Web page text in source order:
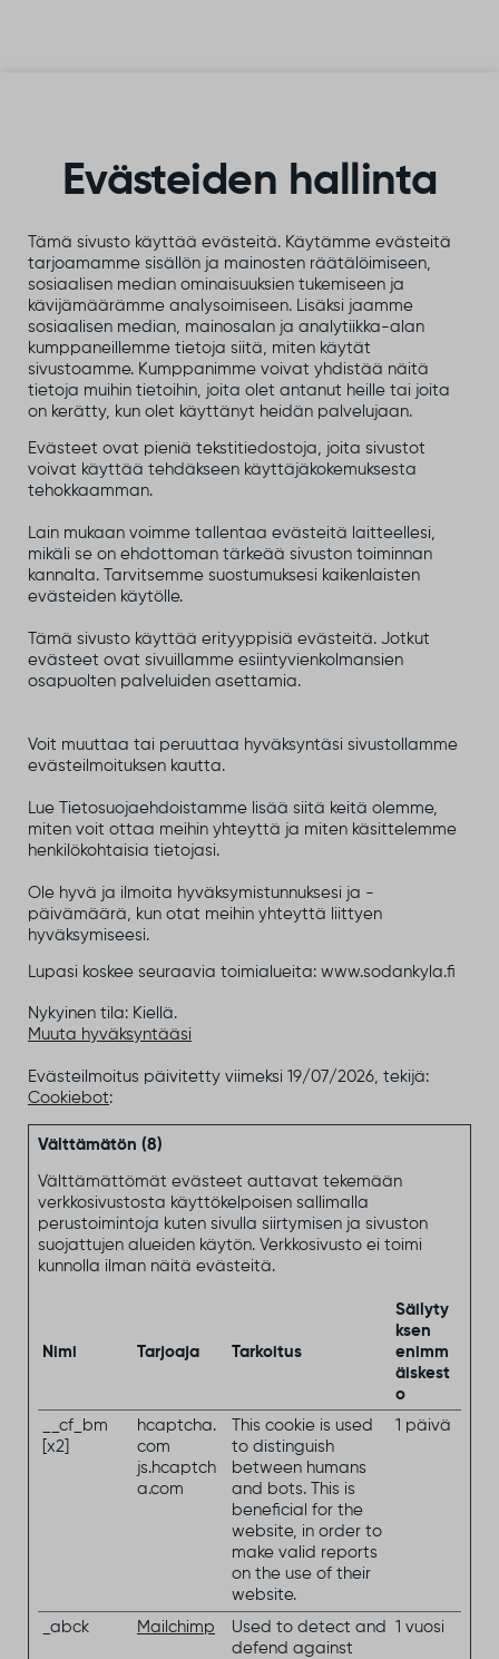
Evästeiden hallinta
Tämä sivusto käyttää evästeitä. Käytämme evästeitä
tarjoamamme sisällön ja mainosten räätälöimiseen,
sosiaalisen median ominaisuuksien tukemiseen ja
kävijämäärämme analysoimiseen. Lisäksi jaamme
sosiaalisen median, mainosalan ja analytiikka-alan
kumppaneillemme tietoja siitä, miten käytät
sivustoamme. Kumppanimme voivat yhdistää näitä
tietoja muihin tietoihin, joita olet antanut heille tai joita
on kerätty, kun olet käyttänyt heidän palvelujaan.
Evästeet ovat pieniä tekstitiedostoja, joita sivustot
voivat käyttää tehdäkseen käyttäjäkokemuksesta
tehokkaamman.
Lain mukaan voimme tallentaa evästeitä laitteellesi,
mikäli se on ehdottoman tärkeää sivuston toiminnan
kannalta. Tarvitsemme suostumuksesi kaikenlaisten
evästeiden käytölle.
Tämä sivusto käyttää erityyppisiä evästeitä. Jotkut
evästeet ovat sivuillamme esiintyvienkolmansien
osapuolten palveluiden asettamia.
Voit muuttaa tai peruuttaa hyväksyntäsi sivustollamme
evästeilmoituksen kautta.
Lue Tietosuojaehdoistamme lisää siitä keitä olemme,
miten voit ottaa meihin yhteyttä ja miten käsittelemme
henkilökohtaisia tietojasi.
Ole hyvä ja ilmoita hyväksymistunnuksesi ja -
päivämäärä, kun otat meihin yhteyttä liittyen
hyväksymiseesi.
Lupasi koskee seuraavia toimialueita: www.sodankyla.fi
Nykyinen tila: Kiellä.
Muuta hyväksyntääsi
Evästeilmoitus päivitetty viimeksi 19/07/2026, tekijä:
Cookiebot:
Välttämätön (8)
Välttämättömät evästeet auttavat tekemään
verkkosivustosta käyttökelpoisen sallimalla
perustoimintoja kuten sivulla siirtymisen ja sivuston
suojattujen alueiden käytön. Verkkosivusto ei toimi
kunnolla ilman näitä evästeitä.
Nimi Tarjoaja Tarkoitus
Säilyty
ksen
enimm
äiskest
o
__cf_bm
[x2]
hcaptcha.
com
js.hcaptch
a.com
This cookie is used
to distinguish
between humans
and bots. This is
beneficial for the
website, in order to
make valid reports
on the use of their
website.
1 päivä
_abck Mailchimp
Used to detect and
defend against
1 vuosi